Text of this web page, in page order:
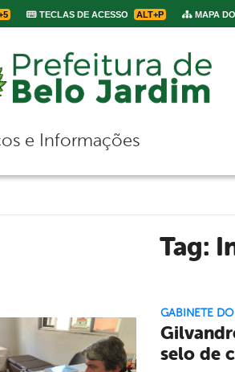
TECLAS DE ACESSO ALT+P MAPA
de navegação
e Informações
Tag:
GABINETE DO
selo de